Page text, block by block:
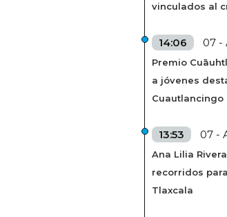
vinculados al
14:06 07 -
Premio
a jóvenes
Cuautlancingo
13:53 07 -
Ana Lilia
recorridos
Tlaxcala